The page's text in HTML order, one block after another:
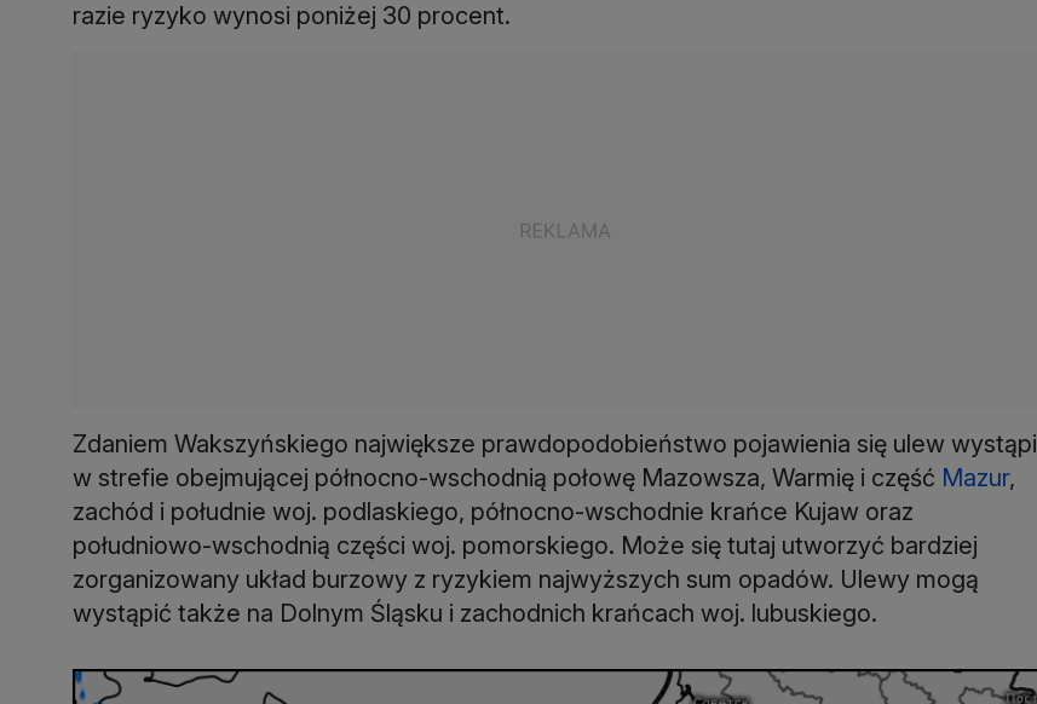
razie ryzyko wynosi poniżej 30 procent.
Zdaniem Wakszyńskiego największe prawdopodobieństwo pojawienia się ulew wystąpi
w strefie obejmującej północno-wschodnią połowę Mazowsza, Warmię i część Mazur,
zachód i południe woj. podlaskiego, północno-wschodnie krańce Kujaw oraz
południowo-wschodnią części woj. pomorskiego. Może się tutaj utworzyć bardziej
zorganizowany układ burzowy z ryzykiem najwyższych sum opadów. Ulewy mogą
wystąpić także na Dolnym Śląsku i zachodnich krańcach woj. lubuskiego.